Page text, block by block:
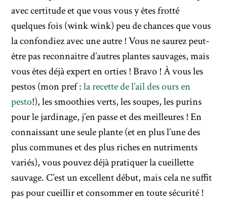
avec certitude et que vous vous y êtes frotté
quelques fois (wink wink) peu de chances que vous
la confondiez avec une autre ! Vous ne saurez peut-
être pas reconnaitre d’autres plantes sauvages, mais
vous êtes déjà expert en orties ! Bravo ! À vous les
pestos (mon pref :la recette de l’ail des ours en
pesto!), les smoothies verts, les soupes, les purins
pour le jardinage, j’en passe et des meilleures ! En
connaissant une seule plante (et en plus l’une des
plus communes et des plus riches en nutriments
variés), vous pouvez déjà pratiquer la cueillette
sauvage. C’est un excellent début, mais cela ne suffit
pas pour cueillir et consommer en toute sécurité !